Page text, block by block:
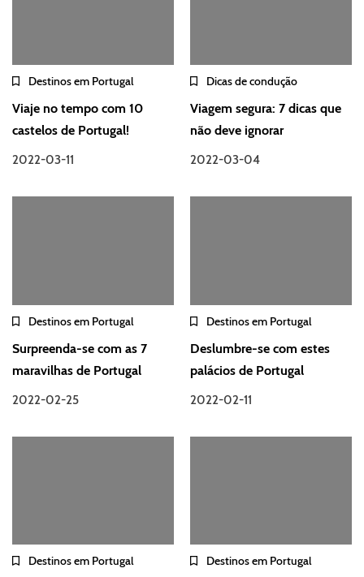
Destinos em Portugal
Viaje no tempo com 10
castelos de Portugal!
2022-03-11
Dicas de condução
Viagem segura: 7 dicas que
não deve ignorar
2022-03-04
Destinos em Portugal
Surpreenda-se com as 7
maravilhas de Portugal
2022-02-25
Destinos em Portugal
Deslumbre-se com estes
palácios de Portugal
2022-02-11
Destinos em Portugal Destinos em Portugal